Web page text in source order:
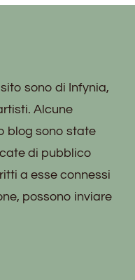
sono di Infynia,
Alcune
blog sono state
di pubblico
a esse connessi
possono inviare